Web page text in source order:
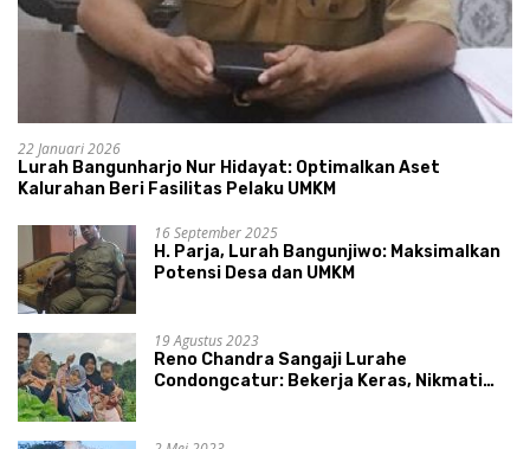
22 Januari 2026
Lurah Bangunharjo Nur Hidayat: Optimalkan Aset
Kalurahan Beri Fasilitas Pelaku UMKM
16 September 2025
H. Parja, Lurah Bangunjiwo: Maksimalkan
Potensi Desa dan UMKM
19 Agustus 2023
Reno Chandra Sangaji Lurahe
Condongcatur: Bekerja Keras, Nikmati